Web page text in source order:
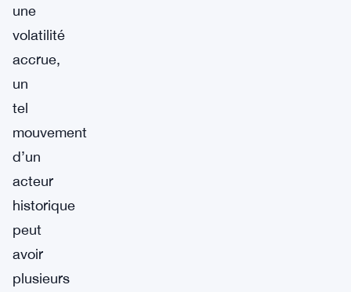
une
volatilité
accrue,
un
tel
mouvement
d’un
acteur
historique
peut
avoir
plusieurs